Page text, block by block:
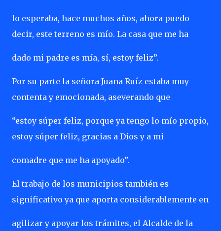
lo esperaba, hace muchos años, ahora puedo
decir, este terreno es mío. La casa que me ha
dado mi padre es mía, sí, estoy feliz”.
Por su parte la señora Juana Ruíz estaba muy
contenta y emocionada, aseverando que
“estoy súper feliz, porque ya tengo lo mío propio,
estoy súper feliz, gracias a Dios y a mi
comadre que me ha apoyado”.
El trabajo de los municipios también es
significativo ya que aporta considerablemente en
agilizar y apoyar los trámites, el Alcalde de la